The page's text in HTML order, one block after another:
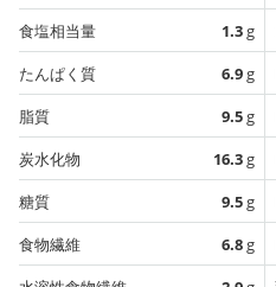
食塩相当量
1.3g
たんぱく質
6.9g
脂質
9.5g
炭水化物
16.3g
糖質
9.5g
食物繊維
6.8g